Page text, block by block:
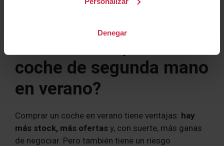
Denegar
¿Qué debes revisar
coche de segunda mano
en verano?
Comprar un coche en verano tiene ventajas: hay
más stock, más ofertas y, con suerte, más ganas
de negociar. Pero también tiene un riesgo